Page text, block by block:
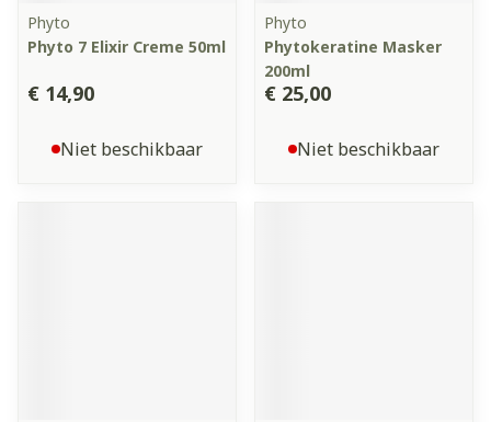
Phyto
Phyto 7 Elixir Creme 50ml
€ 14,90
Niet beschikbaar
Phyto
Phytokeratine Masker
200ml
€ 25,00
Niet beschikbaar